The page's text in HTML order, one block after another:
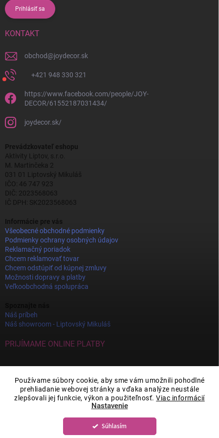
Používame súbory cookie, aby sme vám umožnili pohodlné
prehliadanie webovej stránky a vďaka analýze neustále
zlepšovali jej funkcie, výkon a použiteľnosť.Viac informácií
Nastavenie
Súhlasím
Prihlásiť sa
KONTAKT
obchod@joydecor.sk
+421 948 330 321
https://www.facebook.com/people/JOY-
DECOR/61552187031434/
joydecor.sk/
Prevádzkovateľ eshopu
Aktivity Liptov, s.r.o.
M. Martinčeka 2
031 01 Liptovský Mikuláš
IČO: 46 747 923
DIČ: 2023568063
IČ DPH: SK2023568063
Informácie pre vás
Všeobecné obchodné podmienky
Podmienky ochrany osobných údajov
Reklamačný poriadok
Chcem reklamovať tovar
Chcem odstúpiť od kúpnej zmluvy
Možnosti dopravy a platby
Veľkoobchodná spolupráca
Náš príbeh
Náš showroom - Liptovský Mikuláš
PRIJÍMAME ONLINE PLATBY
. Všetky práva vyhradené.